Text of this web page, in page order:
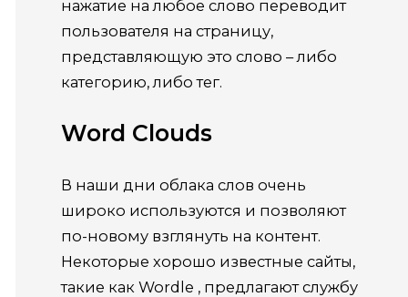
нажатие на любое слово переводит
пользователя на страницу,
представляющую это слово – либо
категорию, либо тег.
Word Clouds
В наши дни облака слов очень
широко используются и позволяют
по-новому взглянуть на контент.
Некоторые хорошо известные сайты,
такие как Wordle , предлагают службу